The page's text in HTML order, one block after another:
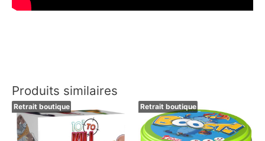
Produits similaires
Retrait boutique Retrait boutique